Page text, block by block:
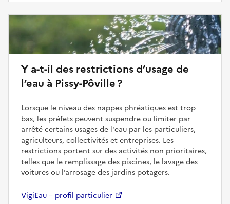
Y a-t-il des restrictions d’usage de
l’eau à Pissy-Pôville ?
Lorsque le niveau des nappes phréatiques est trop
bas, les préfets peuvent suspendre ou limiter par
arrêté certains usages de l'eau par les particuliers,
agriculteurs, collectivités et entreprises. Les
restrictions portent sur des activités non prioritaires,
telles que le remplissage des piscines, le lavage des
voitures ou l’arrosage des jardins potagers.
VigiEau – profil particulier